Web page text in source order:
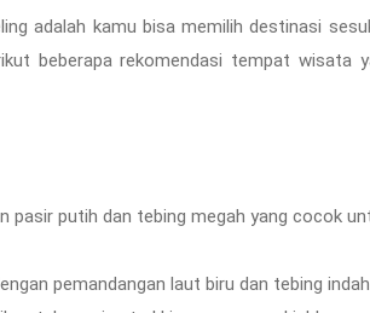
adalah kamu bisa memilih destinasi
beberapa rekomendasi tempat wisata
pasir putih dan tebing megah yang cocok
pemandangan laut biru dan tebing